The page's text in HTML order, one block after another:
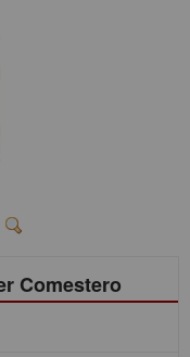
Comestero